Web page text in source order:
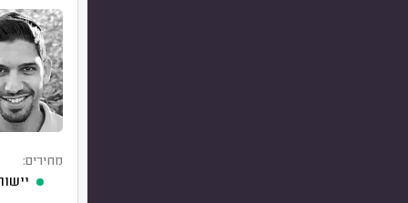
מחירים: